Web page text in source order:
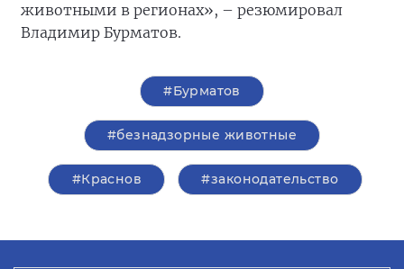
животными в регионах», – резюмировал
Владимир Бурматов.
#Бурматов
#безнадзорные животные
#Краснов #законодательство